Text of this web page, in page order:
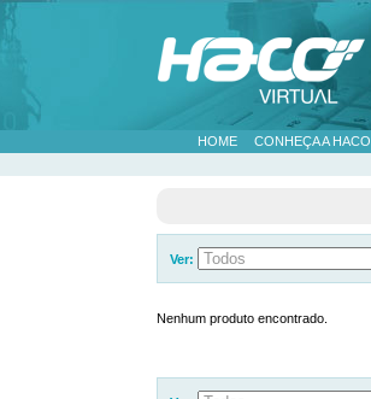
HOME CONHEÇA A HACO
Ver:
Nenhum produto encontrado.